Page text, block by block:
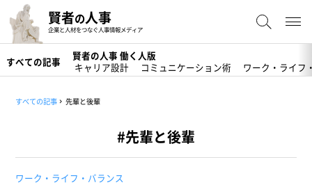
賢者の人事
企業と人材をつなぐ人事情報メディア
すべての記事
賢者の人事 働く人版
キャリア設計
コミュニケーション術 ワーク・ライフ
すべての記事 先輩と後輩
#先輩と後輩
ワーク・ライフ・バランス